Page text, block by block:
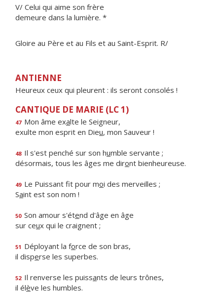
V/ Celui qui aime son frère
demeure dans la lumière. *
Gloire au Père et au Fils et au Saint-Esprit. R/
ANTIENNE
Heureux ceux qui pleurent : ils seront consolés !
CANTIQUE DE MARIE (LC 1)
47 Mon âme exalte le Seigneur,
exulte mon esprit en Dieu, mon Sauveur !
48 Il s'est penché sur son humble servante ;
désormais, tous les âges me diront bienheureuse.
49 Le Puissant fit pour moi des merveilles ;
Saint est son nom !
50 Son amour s'étend d'âge en âge
sur ceux qui le craignent ;
51 Déployant la force de son bras,
il disperse les superbes.
52 Il renverse les puissants de leurs trônes,
il élève les humbles.